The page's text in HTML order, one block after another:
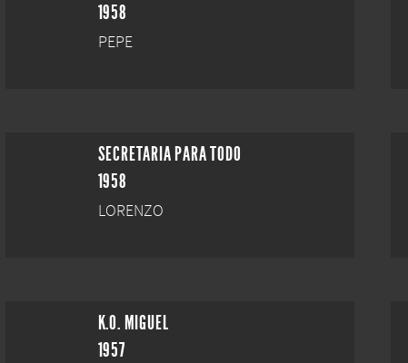
1958
PEPE
SECRETARIA PARA TODO
1958
LORENZO
K.O. MIGUEL
1957